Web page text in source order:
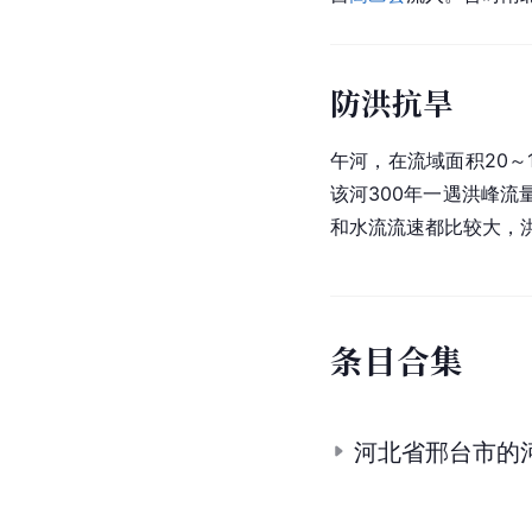
防洪抗旱
午河，在流域面积20
该河300年一遇洪峰流
和水流流速都比较大，
条目合集
河北省邢台市的